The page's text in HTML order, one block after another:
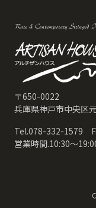
Rare & Contemporary Stringed
〒650-0022
兵庫県神戸市中央区
Tel.078-332-1579
営業時間.10:30〜